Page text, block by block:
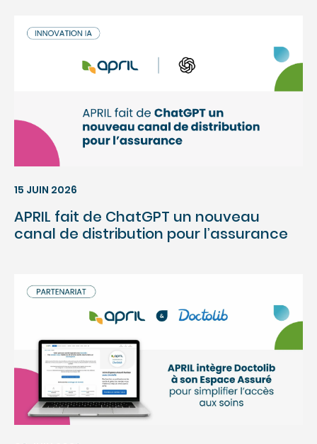
15 JUIN 2026
APRIL fait de ChatGPT un nouveau
canal de distribution pour l’assurance